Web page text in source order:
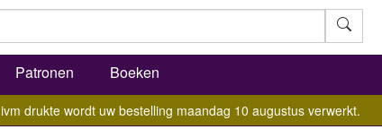
Patronen Boeken
ivm drukte wordt uw bestelling maandag 10 augustus verwerkt.